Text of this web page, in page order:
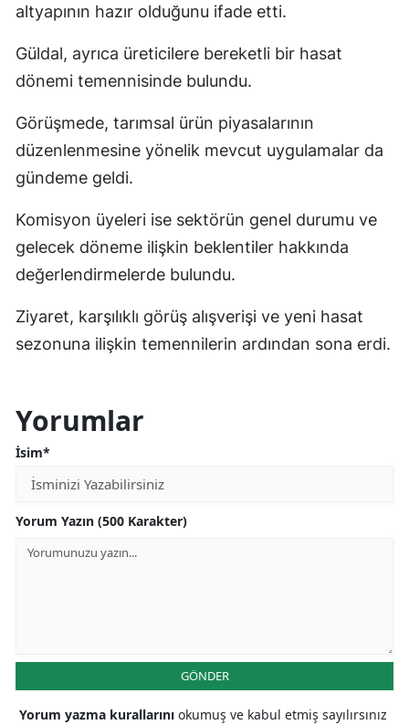
altyapının hazır olduğunu ifade etti.
Güldal, ayrıca üreticilere bereketli bir hasat
dönemi temennisinde bulundu.
Görüşmede, tarımsal ürün piyasalarının
düzenlenmesine yönelik mevcut uygulamalar da
gündeme geldi.
Komisyon üyeleri ise sektörün genel durumu ve
gelecek döneme ilişkin beklentiler hakkında
değerlendirmelerde bulundu.
Ziyaret, karşılıklı görüş alışverişi ve yeni hasat
sezonuna ilişkin temennilerin ardından sona erdi.
Yorumlar
İsim*
Yorum Yazın (500 Karakter)
GÖNDER
Yorum yazma kurallarını okumuş ve kabul etmiş sayılırsınız